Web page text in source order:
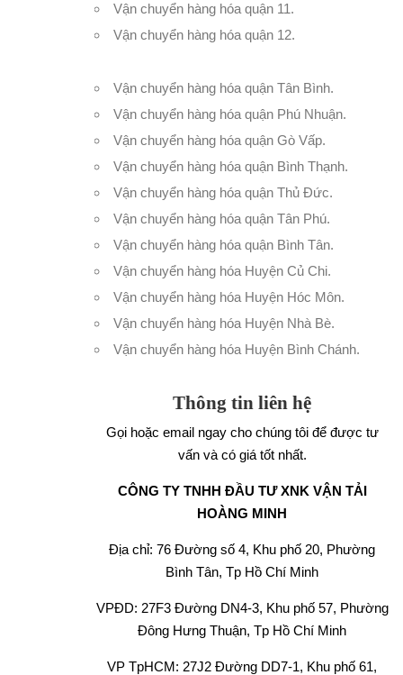
Vận chuyển hàng hóa quận 11.
Vận chuyển hàng hóa quận 12.
Vận chuyển hàng hóa quận Tân Bình.
Vận chuyển hàng hóa quận Phú Nhuận.
Vận chuyển hàng hóa quận Gò Vấp.
Vận chuyển hàng hóa quận Bình Thạnh.
Vận chuyển hàng hóa quận Thủ Đức.
Vận chuyển hàng hóa quận Tân Phú.
Vận chuyển hàng hóa quận Bình Tân.
Vận chuyển hàng hóa Huyện Củ Chi.
Vận chuyển hàng hóa Huyện Hóc Môn.
Vận chuyển hàng hóa Huyện Nhà Bè.
Vận chuyển hàng hóa Huyện Bình Chánh.
Thông tin liên hệ
Gọi hoặc email ngay cho chúng tôi để được tư
vấn và có giá tốt nhất.
CÔNG TY TNHH ĐẦU TƯ XNK VẬN TẢI
HOÀNG MINH
Địa chỉ: 76 Đường số 4, Khu phố 20, Phường
Bình Tân, Tp Hồ Chí Minh
VPĐD: 27F3 Đường DN4-3, Khu phố 57, Phường
Đông Hưng Thuận, Tp Hồ Chí Minh
VP TpHCM: 27J2 Đường DD7-1, Khu phố 61,